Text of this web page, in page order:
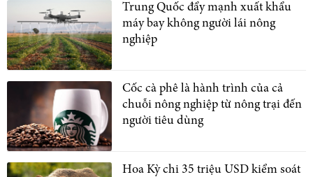
Trung Quốc đẩy mạnh xuất khẩu
máy bay không người lái nông
nghiệp
Cốc cà phê là hành trình của cả
chuỗi nông nghiệp từ nông trại đến
người tiêu dùng
Hoa Kỳ chi 35 triệu USD kiểm soát